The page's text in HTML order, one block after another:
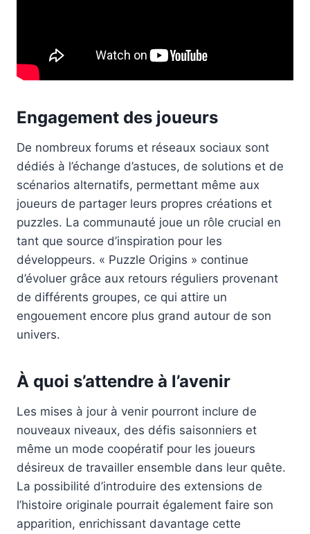
Engagement des joueurs
De nombreux forums et réseaux sociaux sont
dédiés à l’échange d’astuces, de solutions et de
scénarios alternatifs, permettant même aux
joueurs de partager leurs propres créations et
puzzles. La communauté joue un rôle crucial en
tant que source d’inspiration pour les
développeurs. « Puzzle Origins » continue
d’évoluer grâce aux retours réguliers provenant
de différents groupes, ce qui attire un
engouement encore plus grand autour de son
univers.
À quoi s’attendre à l’avenir
Les mises à jour à venir pourront inclure de
nouveaux niveaux, des défis saisonniers et
même un mode coopératif pour les joueurs
désireux de travailler ensemble dans leur quête.
La possibilité d’introduire des extensions de
l’histoire originale pourrait également faire son
apparition, enrichissant davantage cette